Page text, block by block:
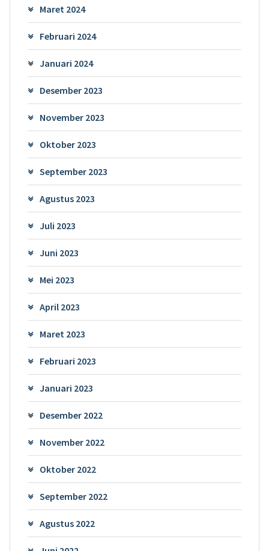
Maret 2024
Februari 2024
Januari 2024
Desember 2023
November 2023
Oktober 2023
September 2023
Agustus 2023
Juli 2023
Juni 2023
Mei 2023
April 2023
Maret 2023
Februari 2023
Januari 2023
Desember 2022
November 2022
Oktober 2022
September 2022
Agustus 2022